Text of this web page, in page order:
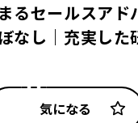
るセールスアド
なし｜充実した
気になる